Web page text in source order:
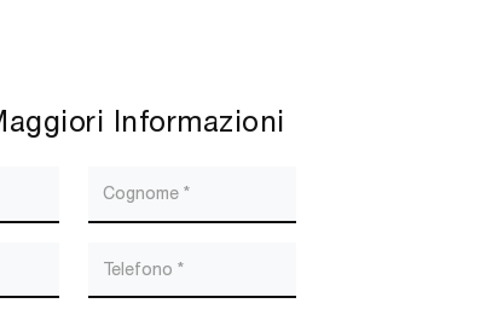
Informazioni